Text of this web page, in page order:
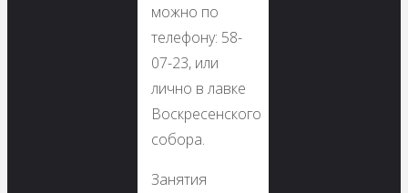
можно по
телефону: 58-
07-23, или
лично в лавке
Воскресенского
собора.
Занятия